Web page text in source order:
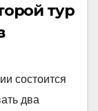
тур
состоится
два